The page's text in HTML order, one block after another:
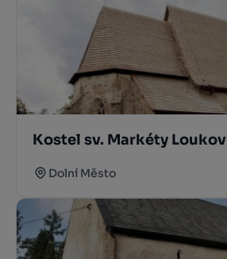
Kostel sv. Markéty Loukov
Dolní Město